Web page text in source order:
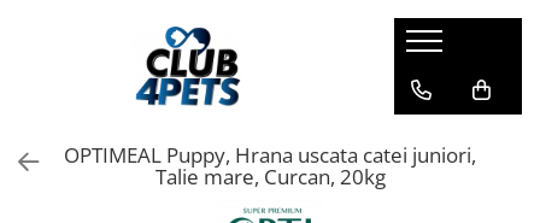
Hrana umeda
Hrana uscata
Igiena&Cosmetica
Odorizante pentru litiera
OPTIMEAL Puppy, Hrana uscata catei juniori,
Talie mare, Curcan, 20kg